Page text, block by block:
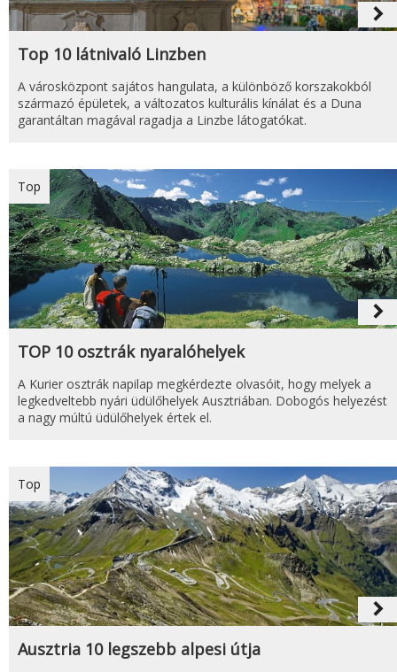
navigate_next
Top 10 látnivaló Linzben
A városközpont sajátos hangulata, a különböző korszakokból
származó épületek, a változatos kulturális kínálat és a Duna
garantáltan magával ragadja a Linzbe látogatókat.
Top
navigate_next
TOP 10 osztrák nyaralóhelyek
A Kurier osztrák napilap megkérdezte olvasóit, hogy melyek a
legkedveltebb nyári üdülőhelyek Ausztriában. Dobogós helyezést
a nagy múltú üdülőhelyek értek el.
Top
navigate_next
Ausztria 10 legszebb alpesi útja